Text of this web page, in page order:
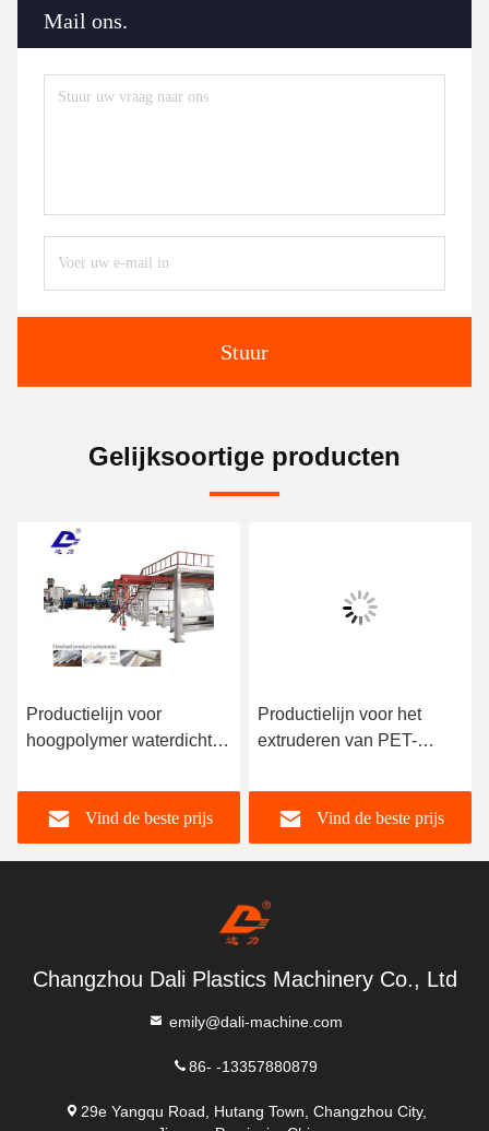
Mail ons.
Stuur
Gelijksoortige producten
voor
waterdichte
anti-klevend
de beste prijs
Productielijn voor het
extruderen van PET-
Vind de beste prijs
8000 mm
Extruder
Vind
Changzhou Dali Plastics Machinery Co., Ltd
emily@dali-machine.com
86- -13357880879
29e Yangqu Road, Hutang Town, Changzhou City,